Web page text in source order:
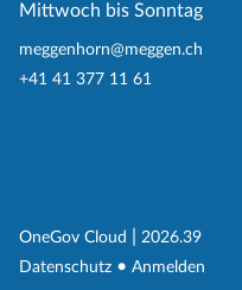
Mittwoch bis Sonntag
meggenhorn@meggen.ch
+41 41 377 11 61
OneGov Cloud (External Link)
2026.39
Datenschutz (External Link)
Anmelden